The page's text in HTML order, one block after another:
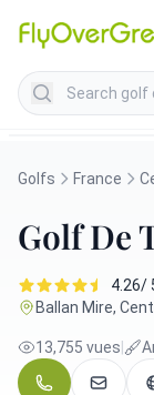
Search golf
Golfs France
Golf De
4.26/
Ballan Mire,
13,755 vues